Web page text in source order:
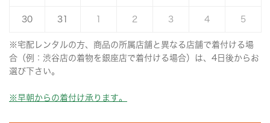
30 31 2 3 4 5
※宅配レンタルの方、商品の所属店舗と異なる店舗で着付ける場
合（例：渋谷店の着物を銀座店で着付ける場合）は、4日後からお
選び下さい。
※早朝からの着付け承ります。